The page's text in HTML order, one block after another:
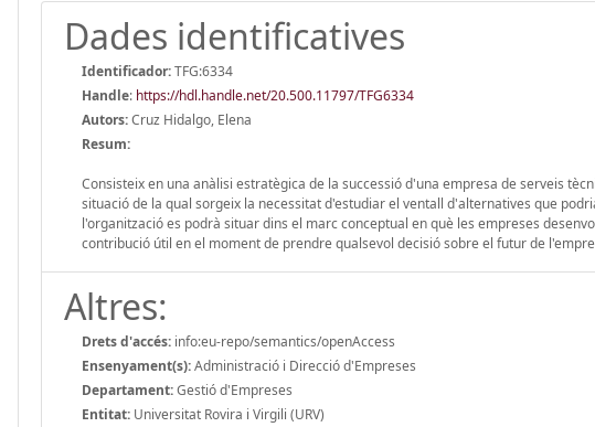
Dades identificatives
Identificador:TFG:6334
Handle: https://hdl.handle.net/20.500.11797/TFG6334
Autors:Cruz Hidalgo, Elena
Resum:
Consisteix en una anàlisi estratègica de la successió d'una empresa de serveis
situació de la qual sorgeix la necessitat d'estudiar el ventall d'alternatives que
l'organització es podrà situar dins el marc conceptual en què les empreses
contribució útil en el moment de prendre qualsevol decisió sobre el futur de
Altres:
Drets d'accés: info:eu-repo/semantics/openAccess
Ensenyament(s):Administració i Direcció d'Empreses
Departament:Gestió d'Empreses
Entitat: Universitat Rovira i Virgili (URV)